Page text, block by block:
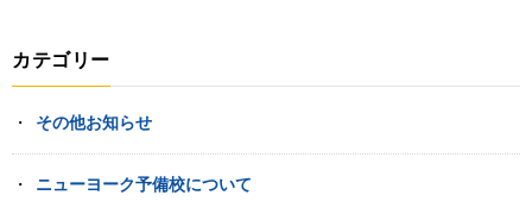
カテゴリー
その他お知らせ
ニューヨーク予備校について